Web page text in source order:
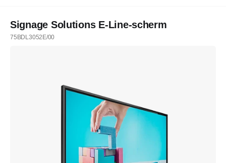
Signage Solutions E-Line-scherm
75BDL3052E/00